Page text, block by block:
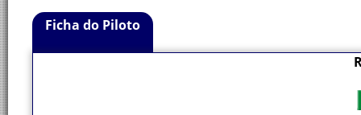
Ficha do Piloto